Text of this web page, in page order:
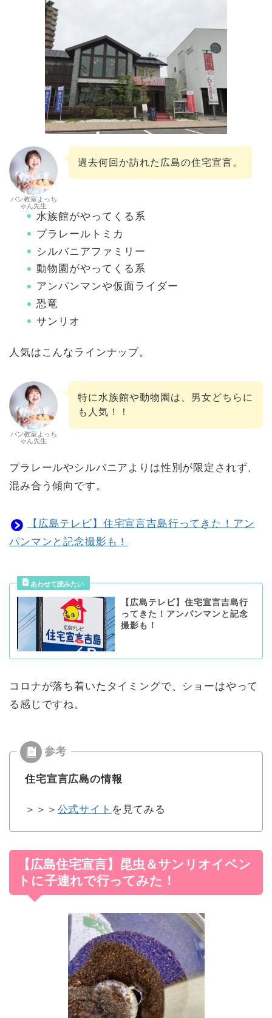
パン教室よっち
ゃん先生
過去何回か訪れた広島の住宅宣言。
水族館がやってくる系
プラレールトミカ
シルバニアファミリー
動物園がやってくる系
アンパンマンや仮面ライダー
恐竜
サンリオ
人気はこんなラインナップ。
パン教室よっち
ゃん先生
特に水族館や動物園は、男女どちらに
も人気！！
プラレールやシルバニアよりは性別が限定されず、
混み合う傾向です。
【広島テレビ】住宅宣言吉島行ってきた！アン
パンマンと記念撮影も！
【広島テレビ】住宅宣言吉島行
ってきた！アンパンマンと記念
撮影も！
コロナが落ち着いたタイミングで、ショーはやって
る感じですね。
住宅宣言広島の情報
＞＞＞ 公式サイト を見てみる
【広島住宅宣言】昆虫＆サンリオイベン
トに子連れで行ってみた！